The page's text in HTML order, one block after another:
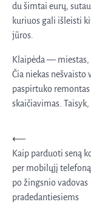
du šimtai eurų,
kuriuos gali išleisti
jūros.
Klaipėda —
Čia niekas
paspirtuko
skaičiavimas.
Navigacija
tarp
įrašų
⟵
Kaip parduoti seną
per mobilųjį
po žingsnio vadovas
pradedantiesiems